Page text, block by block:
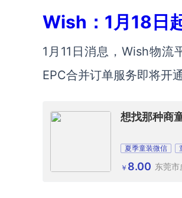
Wish：1月18日
1月11日消息，Wish物流
EPC合并订单服务即将开通
想找那种商
夏季童装微信
￥ 8.00 东莞市